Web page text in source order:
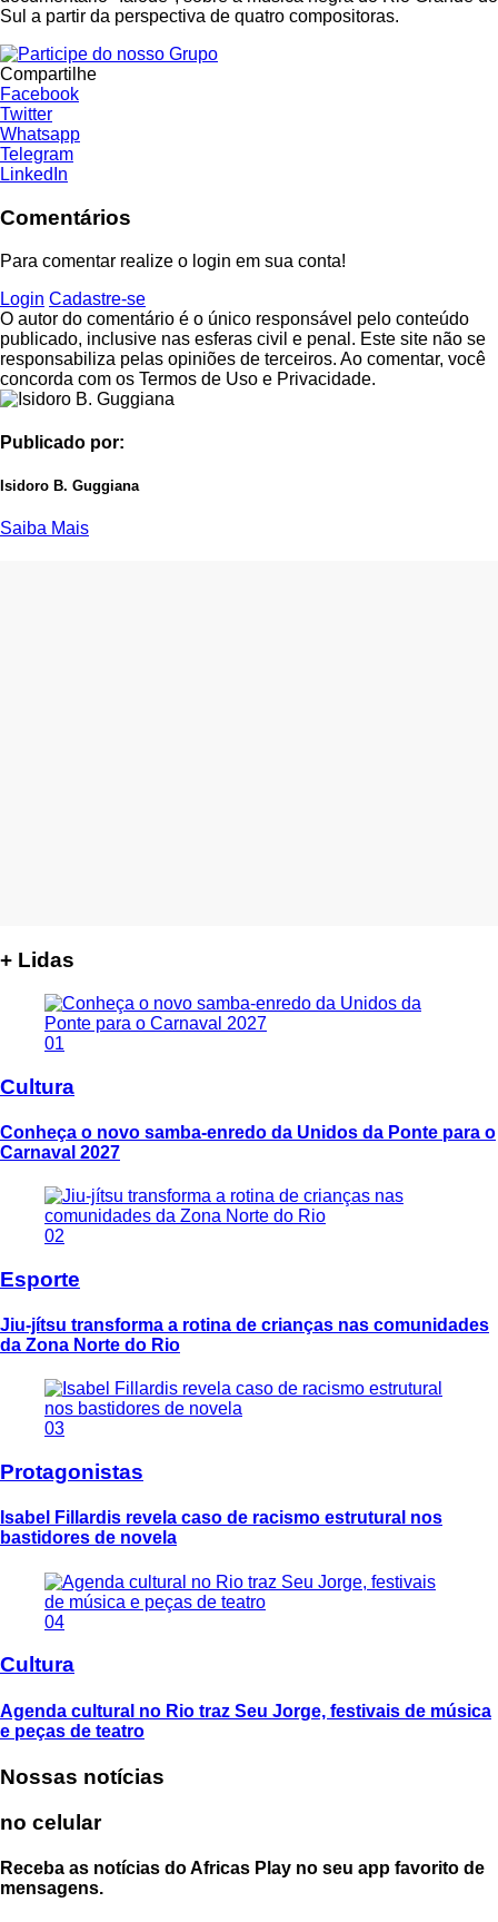
Sul a partir da perspectiva de quatro compositoras.
Compartilhe
Facebook
Twitter
Whatsapp
Telegram
LinkedIn
Comentários
Para comentar realize o login em sua conta!
Login Cadastre-se
O autor do comentário é o único responsável pelo conteúdo
publicado, inclusive nas esferas civil e penal. Este site não se
responsabiliza pelas opiniões de terceiros. Ao comentar, você
concorda com os Termos de Uso e Privacidade.
Publicado por:
Isidoro B. Guggiana
Saiba Mais
+ Lidas
01
Cultura
Conheça o novo samba-enredo da Unidos da Ponte para o
Carnaval 2027
02
Esporte
Jiu-jítsu transforma a rotina de crianças nas comunidades
da Zona Norte do Rio
03
Protagonistas
Isabel Fillardis revela caso de racismo estrutural nos
bastidores de novela
04
Cultura
Agenda cultural no Rio traz Seu Jorge, festivais de música
e peças de teatro
Nossas notícias
no celular
Receba as notícias do Africas Play no seu app favorito de
mensagens.